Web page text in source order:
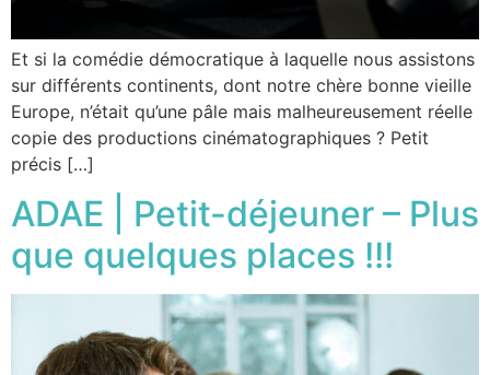
Et si la comédie démocratique à laquelle nous assistons
sur différents continents, dont notre chère bonne vieille
Europe, n’était qu’une pâle mais malheureusement réelle
copie des productions cinématographiques ? Petit
précis […]
ADAE | Petit-déjeuner – Plus
que quelques places !!!